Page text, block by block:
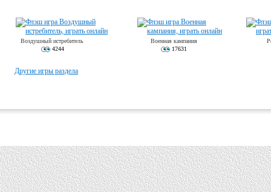
Воздушный истребитель
4244
Военная кампания
17631
Другие игры раздела